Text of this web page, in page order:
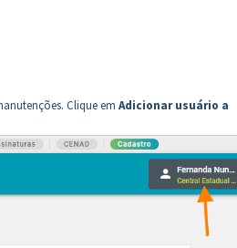
Clique em Adicionar usuário a